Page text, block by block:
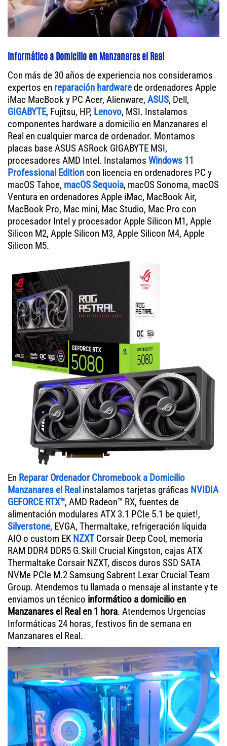
Informático a Domicilio en Manzanares el Real
Con más de 30 años de experiencia nos consideramos
expertos en reparación hardwarede ordenadores Apple
iMac MacBook y PC Acer, Alienware, ASUS, Dell,
GIGABYTE, Fujitsu, HP, Lenovo, MSI. Instalamos
componentes hardware a domicilio en Manzanares el
Real en cualquier marca de ordenador. Montamos
placas base ASUS ASRock GIGABYTE MSI,
procesadores AMD Intel. Instalamos Windows 11
Professional Edition con licencia en ordenadores PC y
macOS Tahoe, macOS Sequoia, macOS Sonoma, macOS
Ventura en ordenadores Apple iMac, MacBook Air,
MacBook Pro, Mac mini, Mac Studio, Mac Pro con
procesador Intel y procesador Apple Silicon M1, Apple
Silicon M2, Apple Silicon M3, Apple Silicon M4, Apple
Silicon M5.
En Reparar Ordenador Chromebook a Domicilio
Manzanares el Real instalamos tarjetas gráficas NVIDIA
GEFORCE RTX™, AMD Radeon™ RX, fuentes de
alimentación modulares ATX 3.1 PCIe 5.1 be quiet!,
Silverstone, EVGA, Thermaltake, refrigeración líquida
AIO o custom EK NZXTCorsair Deep Cool, memoria
RAM DDR4 DDR5 G.Skill Crucial Kingston, cajas ATX
Thermaltake Corsair NZXT, discos duros SSD SATA
NVMe PCIe M.2 Samsung Sabrent Lexar Crucial Team
Group. Atendemos tu llamada o mensaje al instante y te
enviamos un técnico informático a domicilio en
Manzanares el Real en 1 hora. Atendemos Urgencias
Informáticas 24 horas, festivos fin de semana en
Manzanares el Real.